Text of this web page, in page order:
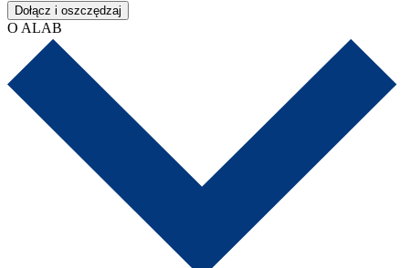
Dołącz i oszczędzaj
O ALAB